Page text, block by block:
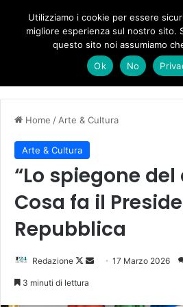
Forza Italia, il legnaghese Donà
Home / Arte & Cultura
Arte & Cultura
“Lo spiegone
Cosa fa il
Repubblica
Redazione
Follow
Invia 17 Marzo 2026
3 minuti di lettura
Utilizziamo i cookie per essere
migliore esperienza sul nostro sito.
questo sito noi assumiamo
Ok
No